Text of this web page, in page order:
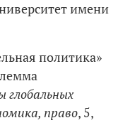
имени
политика»
глобальных
право, 5,